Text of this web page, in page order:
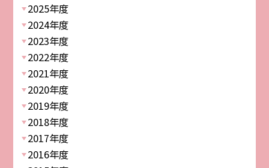
2025年度
2024年度
2023年度
2022年度
2021年度
2020年度
2019年度
2018年度
2017年度
2016年度